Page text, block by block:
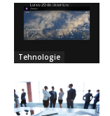
Tehnologie